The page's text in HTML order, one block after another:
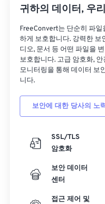
귀하의 데이터, 우
FreeConvert는 단순히 파일
하게 보호합니다. 강력한 보
디오, 문서 등 어떤 파일을
보호합니다. 고급 암호화,
모니터링을 통해 데이터 보
니다.
보안에 대한 당사의 노
SSL/TLS
암호화
보안 데이터
센터
접근 제어 및